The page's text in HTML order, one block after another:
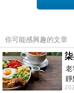
以檢討代議制
要如何說服群
能確保「先立
查不再重蹈「
你可能感興趣的文章
老
靜
字